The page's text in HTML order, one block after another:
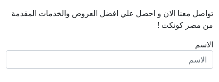
تواصل معنا الان و احصل علي افضل العروض والخدمات المقدمة
من مصر كونكت !
الاسم